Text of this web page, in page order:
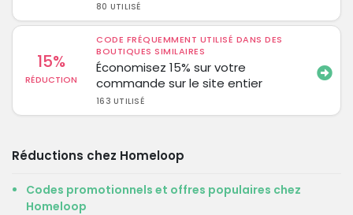
80 UTILISÉ
15%
RÉDUCTION
CODE FRÉQUEMMENT UTILISÉ DANS DES
BOUTIQUES SIMILAIRES
Économisez 15% sur votre
commande sur le site entier
163 UTILISÉ
Réductions chez Homeloop
Codes promotionnels et offres populaires chez
Homeloop